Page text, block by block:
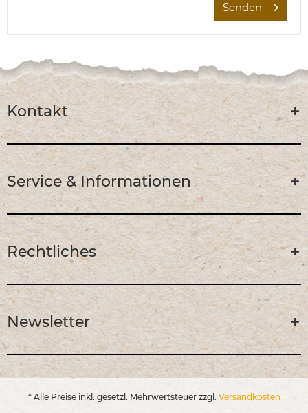
Senden
Kontakt
Service & Informationen
Rechtliches
Newsletter
* Alle Preise inkl. gesetzl. Mehrwertsteuer zzgl. Versandkosten